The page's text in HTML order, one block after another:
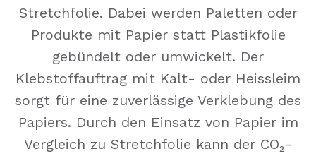
Stretchfolie. Dabei werden Paletten oder
Produkte mit Papier statt Plastikfolie
gebündelt oder umwickelt. Der
Klebstoffauftrag mit Kalt- oder Heissleim
sorgt für eine zuverlässige Verklebung des
Papiers. Durch den Einsatz von Papier im
Vergleich zu Stretchfolie kann der CO₂-